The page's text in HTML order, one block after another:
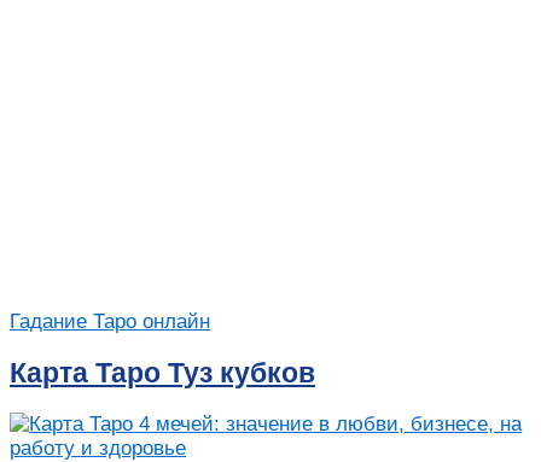
Гадание Таро онлайн
Карта Таро Туз кубков